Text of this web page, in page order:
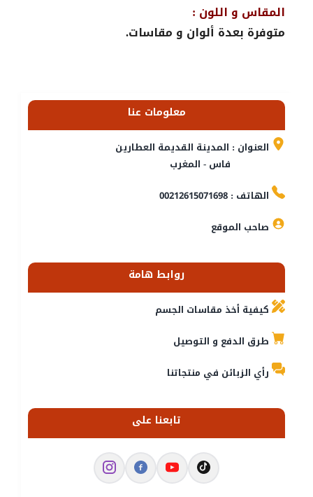
المقاس و اللون :
متوفرة بعدة ألوان و مقاسات.
معلومات عنا
العنوان : المدينة القديمة العطارين
فاس - المغرب
الهاتف : 00212615071698
صاحب الموقع
روابط هامة
كيفية أخذ مقاسات الجسم
طرق الدفع و التوصيل
رأي الزبائن في منتجاتنا
تابعنا على